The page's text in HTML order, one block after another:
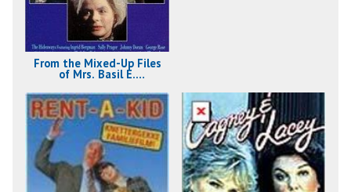
From the Mixed-Up Files
of Mrs. Basil E.